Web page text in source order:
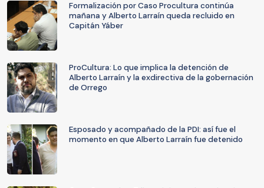
Formalización por Caso Procultura continúa
mañana y Alberto Larraín queda recluido en
Capitán Yáber
ProCultura: Lo que implica la detención de
Alberto Larraín y la exdirectiva de la gobernación
de Orrego
Esposado y acompañado de la PDI: así fue el
momento en que Alberto Larraín fue detenido